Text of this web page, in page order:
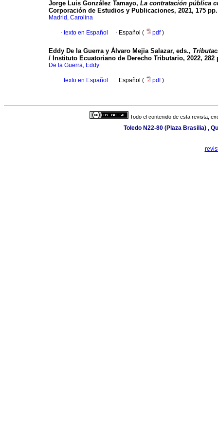
Jorge Luis González Tamayo, La contratación pública
Corporación de Estudios y Publicaciones, 2021, 175 pp.
Madrid, Carolina
· texto en Español · Español ( pdf)
Eddy De la Guerra y Álvaro Mejia Salazar, eds.,
/ Instituto Ecuatoriano de Derecho Tributario, 2022, 282
De la Guerra, Eddy
· texto en Español · Español ( pdf)
Todo el contenido de esta revista,
Toledo N22-80 (Plaza Brasilia) ,